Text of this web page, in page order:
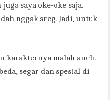
saya oke-oke saja.
nggak sreg. Jadi, untuk
karakternya malah aneh.
segar dan spesial di